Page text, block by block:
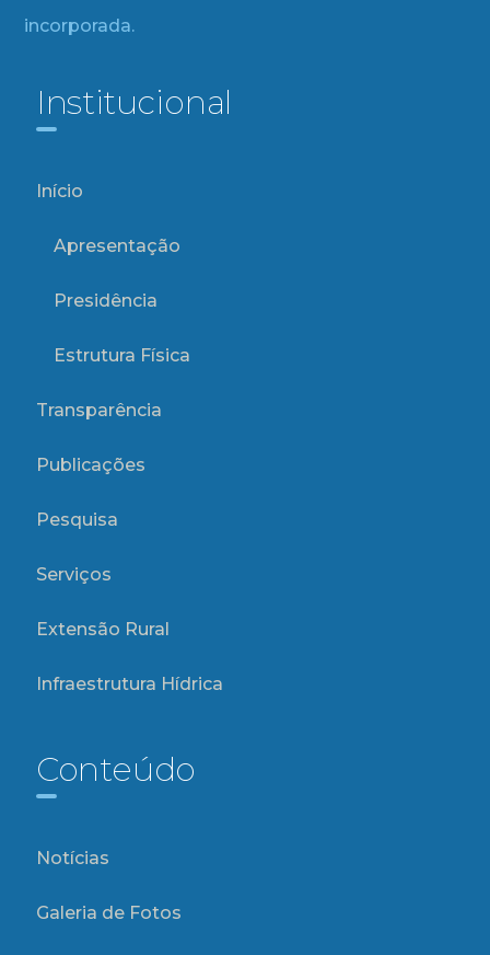
incorporada.
Institucional
Início
Apresentação
Presidência
Estrutura Física
Transparência
Publicações
Pesquisa
Serviços
Extensão Rural
Infraestrutura Hídrica
Conteúdo
Notícias
Galeria de Fotos